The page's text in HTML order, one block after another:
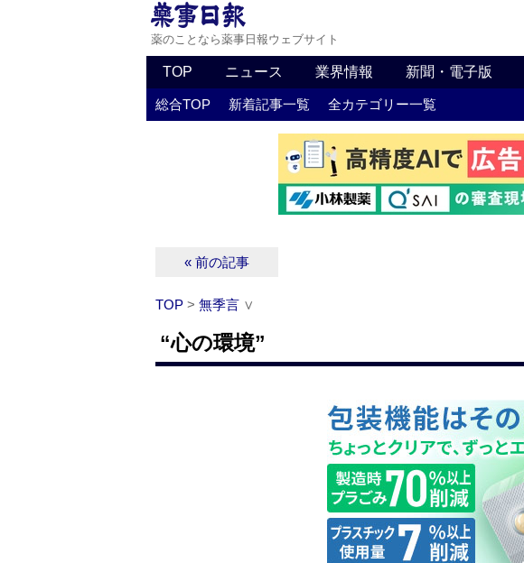
薬のことなら薬事日報ウェブサイト
TOP ニュース 業界情報 新聞・電子版
総合TOP 新着記事一覧 全カテゴリー一覧
« 前の記事
TOP > 無季言 ∨
“心の環境”